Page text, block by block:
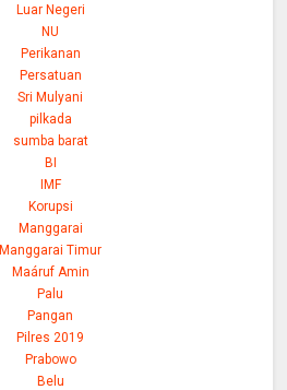
Luar Negeri
NU
Perikanan
Persatuan
Sri Mulyani
pilkada
sumba barat
BI
IMF
Korupsi
Manggarai
Manggarai Timur
Maáruf Amin
Palu
Pangan
Pilres 2019
Prabowo
Belu